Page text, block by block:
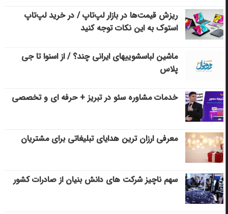
ریزش قیمت‌ها در بازار لپ‌تاپ / در خرید لپ‌تاپ
استوک به این نکات توجه کنید
ماشین لباسشویی‎های ایرانی چند؟ / از اسنوا تا جی
پلاس
خدمات مشاوره سئو در تبریز + حرفه ای و تخصصی
معرفی ارزان ترین هدایای تبلیغاتی برای مشتریان
سهم ناچیز شرکت های دانش بنیان از صادرات کشور